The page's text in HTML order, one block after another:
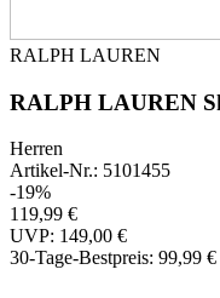
RALPH LAUREN
RALPH LAUREN
Herren
Artikel-Nr.: 5101455
-19%
119,99 €
UVP: 149,00 €
30-Tage-Bestpreis: 99,99 €